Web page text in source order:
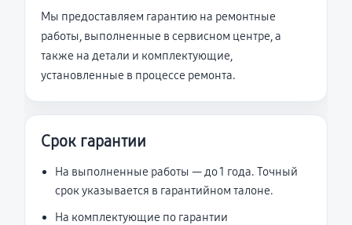
Мы предоставляем гарантию на ремонтные
работы, выполненные в сервисном центре, а
также на детали и комплектующие,
установленные в процессе ремонта.
Срок гарантии
На выполненные работы — до 1 года. Точный
срок указывается в гарантийном талоне.
На комплектующие по гарантии